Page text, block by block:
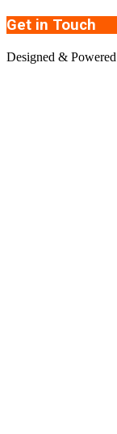
Get in Touch
Designed &